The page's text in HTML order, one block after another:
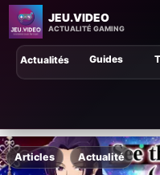
JEU.VIDEO
ACTUALITÉ GAMING
Guides
Actualités
Articles Actualité